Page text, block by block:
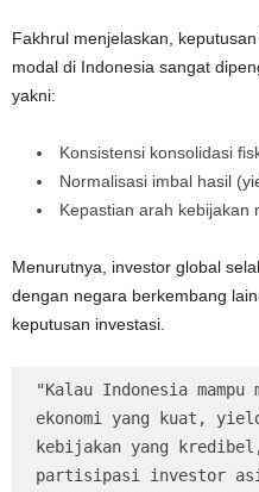
Fakhrul menjelaskan,
modal di Indonesia sangat
yakni:
Konsistensi konsolidasi
Normalisasi imbal hasil
Kepastian arah kebijakan
Menurutnya, investor global
dengan negara berkembang
keputusan investasi.
"Kalau Indonesia mampu
ekonomi yang kuat,
kebijakan yang
partisipasi investor